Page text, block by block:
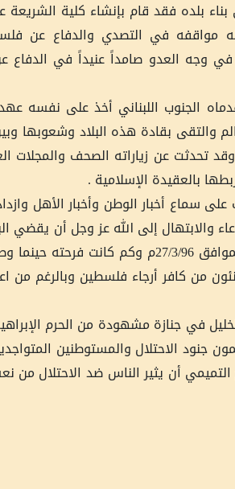
مواقفه في التصدي والدفاع عن
في وجه العدو صامداً عنيداً في
الجنوب اللبناني أخذ على نفسه
والتقى بقادة هذه البلاد وشعوبها
تحدثت عن زياراته الصحف والمجلات
بالعقيدة الإسلامية .
سماع أخبار الوطن وأخبار الأهل
والابتهال إلى الله عز وجل أن يقضي
أيامه في بلده . واستجاب الله لدعائه فعاد إلى أرض الوطن يوم الأربعاء
من كافر أرجاء فلسطين وبالرغم من
في جنازة مشهودة من الحرم
جنود الاحتلال والمستوطنين
أن يثير الناس ضد الاحتلال من